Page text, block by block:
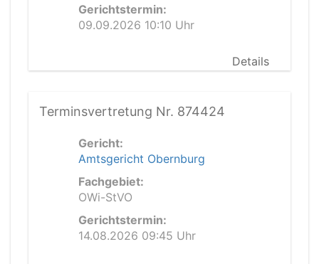
Gerichtstermin:
09.09.2026 10:10 Uhr
Details
Terminsvertretung Nr. 874424
Gericht:
Amtsgericht Obernburg
Fachgebiet:
OWi-StVO
Gerichtstermin:
14.08.2026 09:45 Uhr